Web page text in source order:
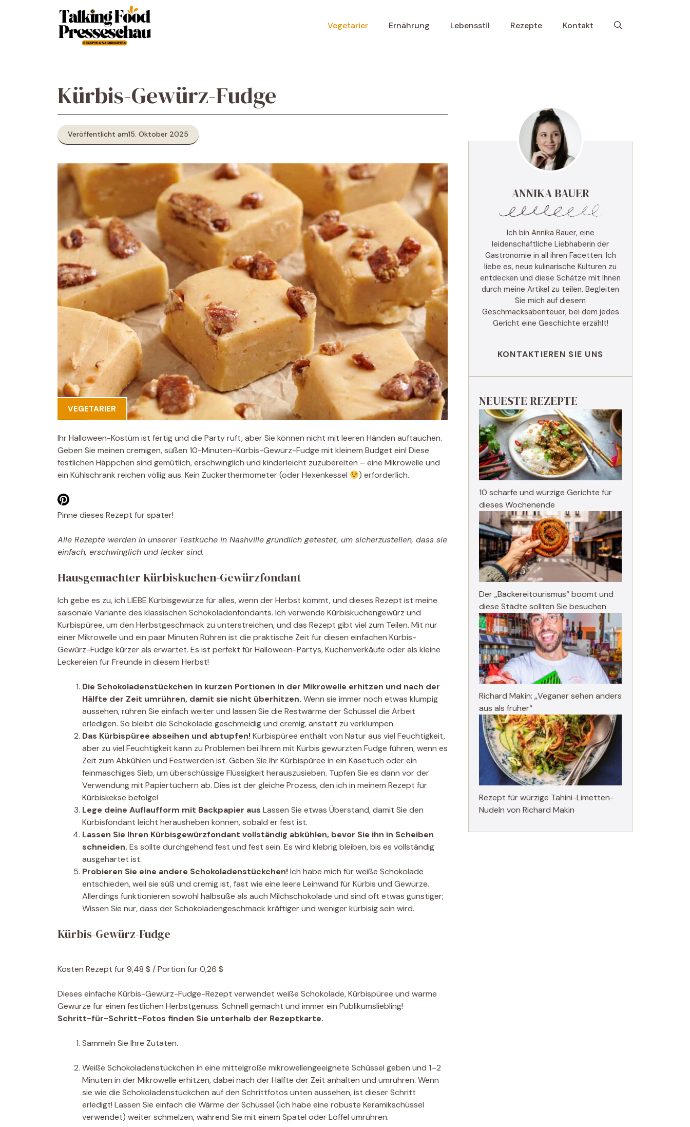
Vegetarier Ernährung Lebensstil Rezepte Kontakt
Kürbis-Gewürz-Fudge
Veröffentlicht am15. Oktober 2025
VEGETARIER
Ihr Halloween-Kostüm ist fertig und die Party ruft, aber Sie können nicht mit leeren Händen auftauchen.
Geben Sie meinen cremigen, süßen 10-Minuten-Kürbis-Gewürz-Fudge mit kleinem Budget ein! Diese
festlichen Häppchen sind gemütlich, erschwinglich und kinderleicht zuzubereiten – eine Mikrowelle und
ein Kühlschrank reichen völlig aus. Kein Zuckerthermometer (oder Hexenkessel
) erforderlich.
Pinne dieses Rezept für später!
Alle Rezepte werden in unserer Testküche in Nashville gründlich getestet, um sicherzustellen, dass sie
einfach, erschwinglich und lecker sind.
Hausgemachter Kürbiskuchen-Gewürzfondant
Ich gebe es zu, ich LIEBE Kürbisgewürze für alles, wenn der Herbst kommt, und dieses Rezept ist meine
saisonale Variante des klassischen Schokoladenfondants. Ich verwende Kürbiskuchengewürz und
Kürbispüree, um den Herbstgeschmack zu unterstreichen, und das Rezept gibt viel zum Teilen. Mit nur
einer Mikrowelle und ein paar Minuten Rühren ist die praktische Zeit für diesen einfachen Kürbis-
Gewürz-Fudge kürzer als erwartet. Es ist perfekt für Halloween-Partys, Kuchenverkäufe oder als kleine
Leckereien für Freunde in diesem Herbst!
Die Schokoladenstückchen in kurzen Portionen in der Mikrowelle erhitzen und nach der
Hälfte der Zeit umrühren, damit sie nicht überhitzen. Wenn sie immer noch etwas klumpig
aussehen, rühren Sie einfach weiter und lassen Sie die Restwärme der Schüssel die Arbeit
erledigen. So bleibt die Schokolade geschmeidig und cremig, anstatt zu verklumpen.
Das Kürbispüree abseihen und abtupfen!Kürbispüree enthält von Natur aus viel Feuchtigkeit,
aber zu viel Feuchtigkeit kann zu Problemen bei Ihrem mit Kürbis gewürzten Fudge führen, wenn es
Zeit zum Abkühlen und Festwerden ist. Geben Sie Ihr Kürbispüree in ein Käsetuch oder ein
feinmaschiges Sieb, um überschüssige Flüssigkeit herauszusieben. Tupfen Sie es dann vor der
Verwendung mit Papiertüchern ab. Dies ist der gleiche Prozess, den ich in meinem Rezept für
Kürbiskekse befolge!
Lege deine Auflaufform mit Backpapier aus Lassen Sie etwas Überstand, damit Sie den
Kürbisfondant leicht herausheben können, sobald er fest ist.
Lassen Sie Ihren Kürbisgewürzfondant vollständig abkühlen, bevor Sie ihn in Scheiben
schneiden. Es sollte durchgehend fest und fest sein. Es wird klebrig bleiben, bis es vollständig
ausgehärtet ist.
Probieren Sie eine andere Schokoladenstückchen!Ich habe mich für weiße Schokolade
entschieden, weil sie süß und cremig ist, fast wie eine leere Leinwand für Kürbis und Gewürze.
Allerdings funktionieren sowohl halbsüße als auch Milchschokolade und sind oft etwas günstiger;
Wissen Sie nur, dass der Schokoladengeschmack kräftiger und weniger kürbisig sein wird.
Kürbis-Gewürz-Fudge
Kosten Rezept für 9,48 $ / Portion für 0,26 $
Dieses einfache Kürbis-Gewürz-Fudge-Rezept verwendet weiße Schokolade, Kürbispüree und warme
Gewürze für einen festlichen Herbstgenuss. Schnell gemacht und immer ein Publikumsliebling!
Schritt-für-Schritt-Fotos finden Sie unterhalb der Rezeptkarte.
Sammeln Sie Ihre Zutaten.
Weiße Schokoladenstückchen in eine mittelgroße mikrowellengeeignete Schüssel geben und 1–2
Minuten in der Mikrowelle erhitzen, dabei nach der Hälfte der Zeit anhalten und umrühren. Wenn
sie wie die Schokoladenstückchen auf den Schrittfotos unten aussehen, ist dieser Schritt
erledigt! Lassen Sie einfach die Wärme der Schüssel (ich habe eine robuste Keramikschüssel
verwendet) weiter schmelzen, während Sie mit einem Spatel oder Löffel umrühren.
ANNIKA BAUER
Ich bin Annika Bauer, eine
leidenschaftliche Liebhaberin der
Gastronomie in all ihren Facetten. Ich
liebe es, neue kulinarische Kulturen zu
entdecken und diese Schätze mit Ihnen
durch meine Artikel zu teilen. Begleiten
Sie mich auf diesem
Geschmacksabenteuer, bei dem jedes
Gericht eine Geschichte erzählt!
KONTAKTIEREN SIE UNS
NEUESTE REZEPTE
10 scharfe und würzige Gerichte für
dieses Wochenende
Der „Bäckereitourismus“ boomt und
diese Städte sollten Sie besuchen
Richard Makin: „Veganer sehen anders
aus als früher“
Rezept für würzige Tahini-Limetten-
Nudeln von Richard Makin